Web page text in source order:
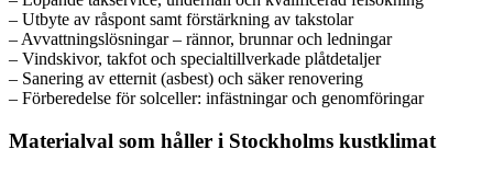
– Utbyte av råspont samt förstärkning av takstolar
– Avvattningslösningar – rännor, brunnar och ledningar
– Vindskivor, takfot och specialtillverkade plåtdetaljer
– Sanering av etternit (asbest) och säker renovering
– Förberedelse för solceller: infästningar och genomföringar
Materialval som håller i Stockholms kustklimat